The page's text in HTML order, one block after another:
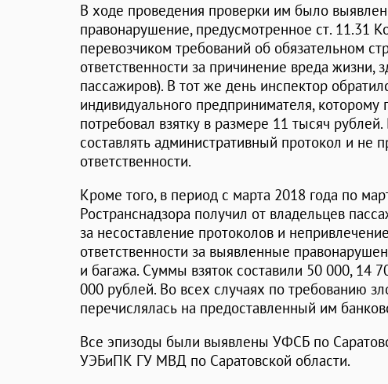
В ходе проведения проверки им было
правонарушение, предусмотренное ст. 11.31
перевозчиком требований об обязательном
ответственности за причинение вреда жизни,
пассажиров). В тот же день инспектор
индивидуального предпринимателя, которому
потребовал взятку в размере 11 тысяч
составлять административный протокол и не
ответственности.
Кроме того, в период с марта 2018 года по
Ространснадзора получил от владельцев
за несоставление протоколов и
ответственности за выявленные
и багажа. Суммы взяток составили 50 000, 14
000 рублей. Во всех случаях по требованию
перечислялась на предоставленный им
Все эпизоды были выявлены УФСБ по
УЭБиПК ГУ МВД по Саратовской области.